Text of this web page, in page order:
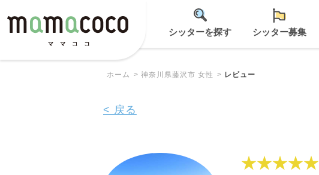
シッターを探す シッター募集
ホーム 神奈川県藤沢市 女性 レビュー
< 戻る
★★★★★